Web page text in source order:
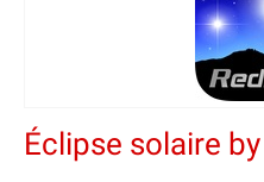
Éclipse solaire